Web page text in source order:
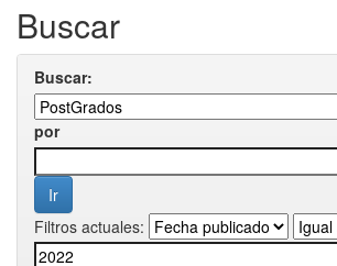
Buscar
Buscar:
por
Filtros actuales: